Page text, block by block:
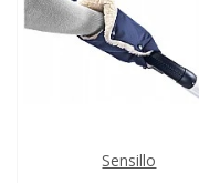
Sensillo